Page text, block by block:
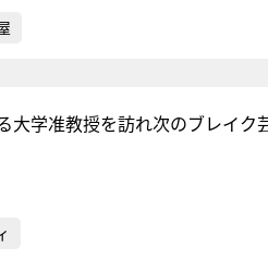
学准教授を訪れ次のブレイク